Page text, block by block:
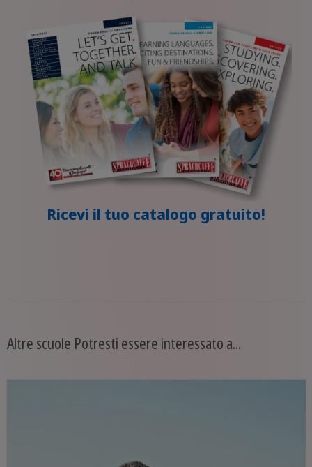
Ricevi il tuo catalogo gratuito!
Altre scuole Potresti essere interessato a...